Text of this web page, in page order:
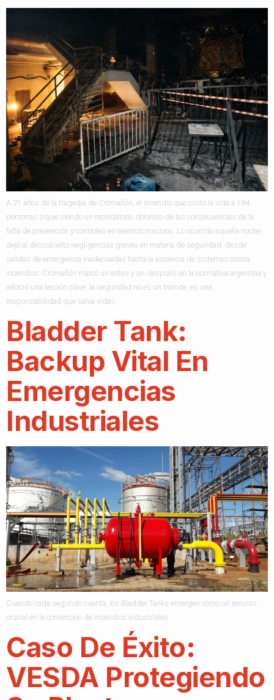
A 21 años de la tragedia de Cromañón, el incendio que costó la vida a 194
personas sigue siendo un recordatorio doloroso de las consecuencias de la
falta de prevención y controles en eventos masivos. Lo ocurrido aquella noche
dejó al descubierto negligencias graves en materia de seguridad, desde
salidas de emergencia inadecuadas hasta la ausencia de sistemas contra
incendios. Cromañón marcó un antes y un después en la normativa argentina y
reforzó una lección clave: la seguridad no es un trámite, es una
responsabilidad que salva vidas.
Bladder Tank:
Backup Vital En
Emergencias
Industriales
Cuando cada segundo cuenta, los Bladder Tanks emergen como un recurso
crucial en la contención de incendios industriales.
Caso De Éxito:
VESDA Protegiendo